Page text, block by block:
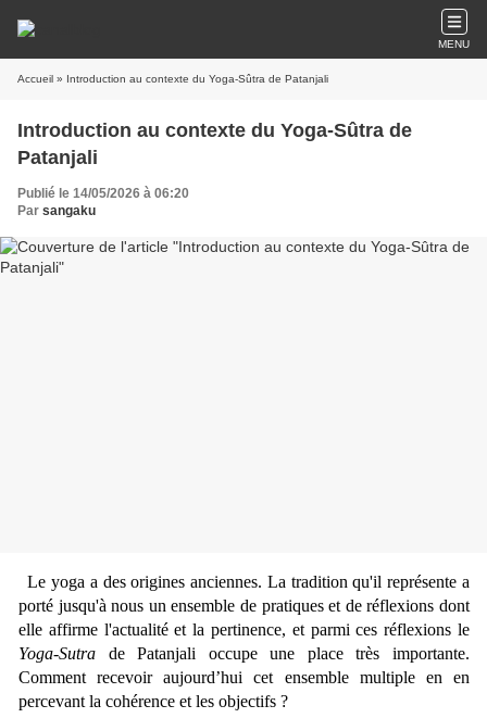
MENU
Accueil » Introduction au contexte du Yoga-Sûtra de Patanjali
Introduction au contexte du Yoga-Sûtra de
Patanjali
Publié le 14/05/2026 à 06:20
Par sangaku
Le yoga a des origines anciennes. La tradition qu'il représente a
porté jusqu'à nous un ensemble de pratiques et de réflexions dont
elle affirme l'actualité et la pertinence, et parmi ces réflexions le
Yoga-Sutra de Patanjali occupe une place très importante.
Comment recevoir aujourd’hui cet ensemble multiple en en
percevant la cohérence et les objectifs ?